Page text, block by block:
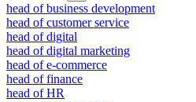
head of business development
head of customer service
head of digital
head of digital marketing
head of e-commerce
head of finance
head of HR